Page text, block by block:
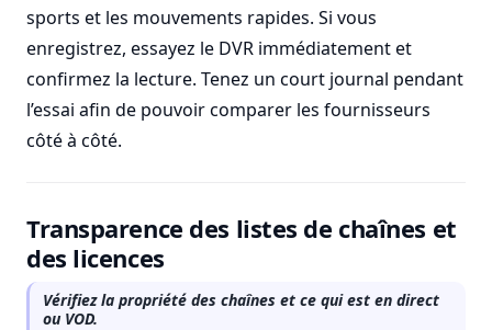
sports et les mouvements rapides. Si vous
enregistrez, essayez le DVR immédiatement et
confirmez la lecture. Tenez un court journal pendant
l’essai afin de pouvoir comparer les fournisseurs
côté à côté.
Transparence des listes de chaînes et
des licences
Vérifiez la propriété des chaînes et ce qui est en direct
ou VOD.